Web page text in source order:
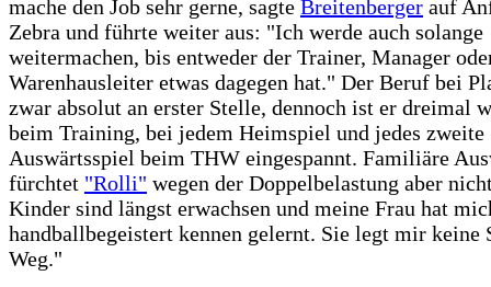
mache den Job sehr gerne, sagte Breitenberger auf
Zebra und führte weiter aus: "Ich werde auch solange
weitermachen, bis entweder der Trainer, Manager
Warenhausleiter etwas dagegen hat." Der Beruf bei
zwar absolut an erster Stelle, dennoch ist er dreimal
beim Training, bei jedem Heimspiel und jedes zweite
Auswärtsspiel beim THW eingespannt. Familiäre
fürchtet "Rolli" wegen der Doppelbelastung aber
Kinder sind längst erwachsen und meine Frau hat
handballbegeistert kennen gelernt. Sie legt mir keine
Weg."